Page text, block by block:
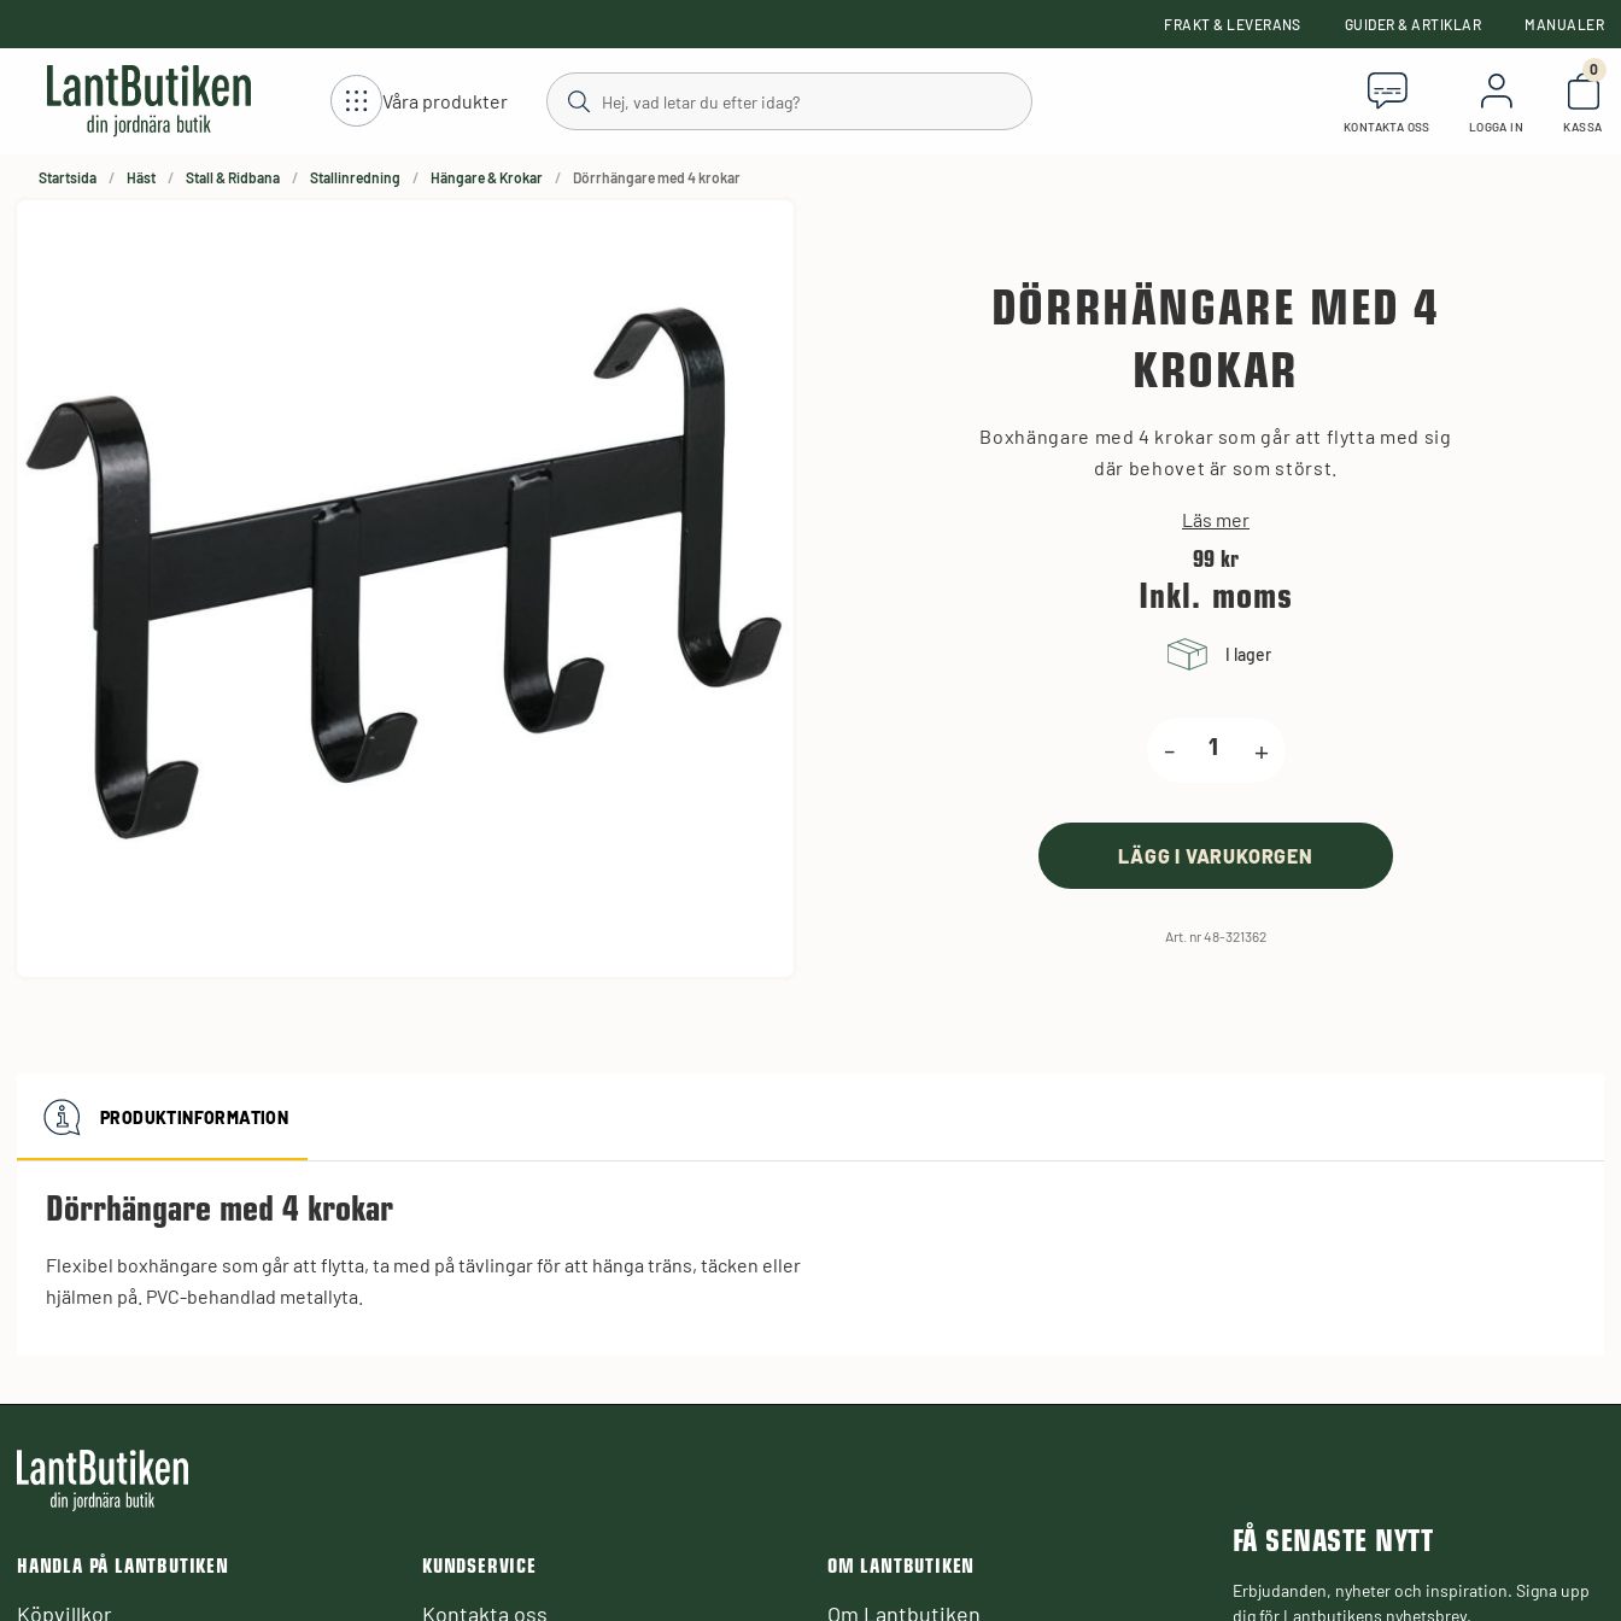
FRAKT & LEVERANS GUIDER & ARTIKLAR MANUALER
Våra produkter
KONTAKTA OSS LOGGA IN
0
KASSA
Startsida Häst Stall & Ridbana Stallinredning Hängare & Krokar Dörrhängare med 4 krokar
DÖRRHÄNGARE MED 4
KROKAR
Boxhängare med 4 krokar som går att flytta med sig
där behovet är som störst.
Läs mer
99 kr
Inkl. moms
I lager
- +
LÄGG I VARUKORGEN
Art. nr 48-321362
PRODUKTINFORMATION
Dörrhängare med 4 krokar
Flexibel boxhängare som går att flytta, ta med på tävlingar för att hänga träns, täcken eller
hjälmen på. PVC-behandlad metallyta.
HANDLA PÅ LANTBUTIKEN
Köpvillkor
KUNDSERVICE
Kontakta oss
OM LANTBUTIKEN
Om Lantbutiken
FÅ SENASTE NYTT
Erbjudanden, nyheter och inspiration. Signa upp
dig för Lantbutikens nyhetsbrev.